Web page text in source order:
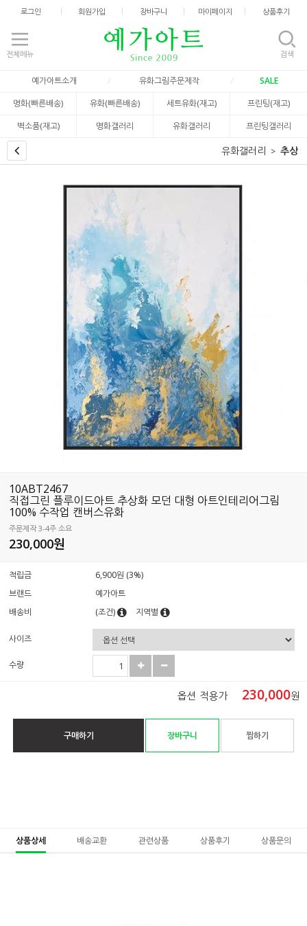
로그인 회원가입 장바구니 마이페이지 상품후기
전체메뉴 검색
예가아트소개 유화그림주문제작
SALE
명화(빠른배송)
유화(빠른배송) 세트유화(재고)
프린팅(재고)
벽소품(재고)
명화갤러리 유화갤러리 프린팅갤러리
유화갤러리 추상
10ABT2467
직접그린 플루이드아트 추상화 모던 대형 아트인테리어그림
100% 수작업 캔버스유화
주문제작 3-4주 소요
230,000원
적립금
6,900원 (3%)
브랜드
예가아트
배송비
(조건) 지역별
사이즈
수량
옵션 적용가 230,000원
구매하기 장바구니 찜하기
상품상세 배송교환 관련상품 상품후기 상품문의